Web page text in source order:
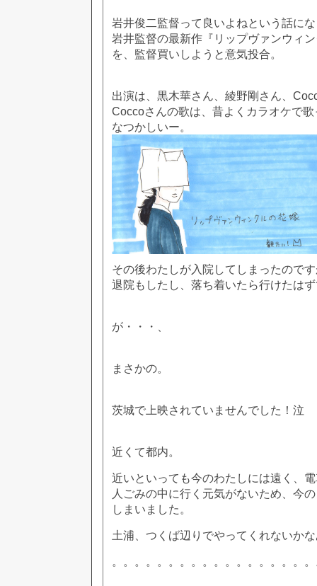
岩井俊二監督って良いよねという話に
岩井監督の最新作『リップヴァンウィ
を、監督買いしようと意気投合。
出演は、黒木華さん、綾野剛さん、
Coccoさんの歌は、昔よくカラオケで
なつかしいー。
その後わたしが入院してしまったので
退院もしたし、落ち着いたら行けたは
が・・・、
まさかの。
茨城で上映されていませんでした！泣
近くて都内。
近いといっても今のわたしには遠く、
人ごみの中に行く元気がないため、今
しまいました。
土浦、つくば辺りでやってくれないか
。。。。。。。。。。。。。。。。。